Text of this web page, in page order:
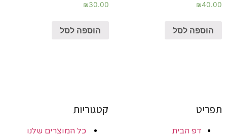
₪40.00
הוספה לסל
₪30.00
הוספה לסל
תפריט
דפ הבית
קטגוריות
כל המוצרים שלנו